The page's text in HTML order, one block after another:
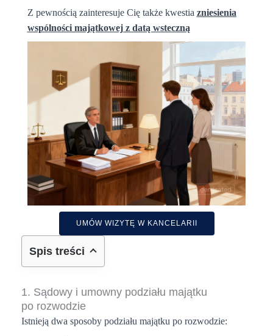
Z pewnością zainteresuje Cię także kwestia zniesienia
wspólności majątkowej z datą wsteczną
UMÓW WIZYTĘ W KANCELARII
Spis treści
1. Sądowy i umowny podziału majątku
po rozwodzie
Istnieją dwa sposoby podziału majątku po rozwodzie: